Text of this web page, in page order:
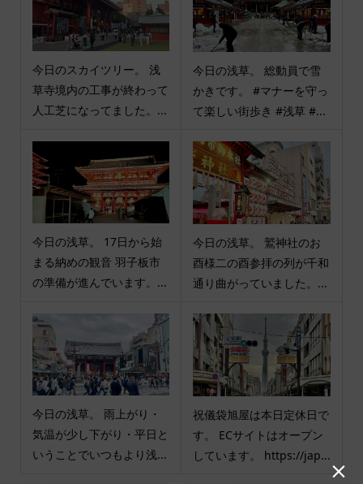
今日のスカイツリー。 浅
草寺境内の工事が終わって
人工芝になってました。...
今日の浅草。 総動員で雪
かきです。 #マナーを守っ
て楽しい街歩き #浅草 #...
今日の浅草。 17日から始
まる納めの観音 羽子板市
の準備が進んでいます。...
今日の浅草。 鷲神社のお
酉様二の酉参拝の列が千和
通り曲がっていました。...
今日の浅草。 雨上がり・
気温が少し下がり・平日と
いうことでいつもより浅...
祝儀袋旭屋は本日定休日で
す。 ECサイトはオープン
しています。 https://jap...
